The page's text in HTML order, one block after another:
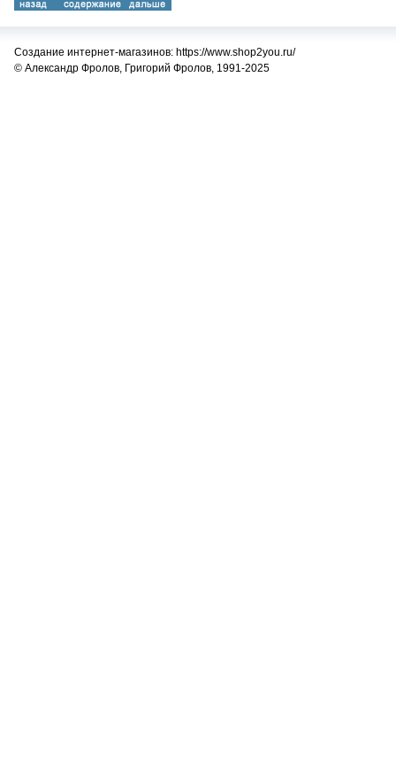
Создание интернет-магазинов: https://www.shop2you.ru/
© Александр Фролов, Григорий Фролов, 1991-2025